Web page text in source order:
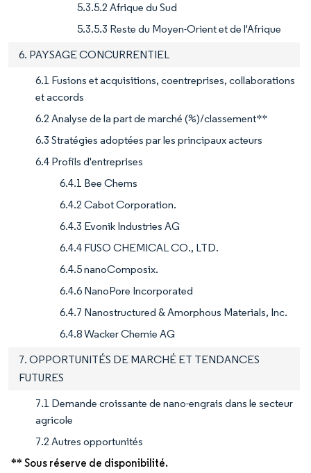
5.3.5.2 Afrique du Sud
5.3.5.3 Reste du Moyen-Orient et de l'Afrique
6. PAYSAGE CONCURRENTIEL
6.1 Fusions et acquisitions, coentreprises, collaborations
et accords
6.2 Analyse de la part de marché (%)/classement**
6.3 Stratégies adoptées par les principaux acteurs
6.4 Profils d'entreprises
6.4.1 Bee Chems
6.4.2 Cabot Corporation.
6.4.3 Evonik Industries AG
6.4.4 FUSO CHEMICAL CO., LTD.
6.4.5 nanoComposix.
6.4.6 NanoPore Incorporated
6.4.7 Nanostructured & Amorphous Materials, Inc.
6.4.8 Wacker Chemie AG
7. OPPORTUNITÉS DE MARCHÉ ET TENDANCES
FUTURES
7.1 Demande croissante de nano-engrais dans le secteur
agricole
7.2 Autres opportunités
** Sous réserve de disponibilité.